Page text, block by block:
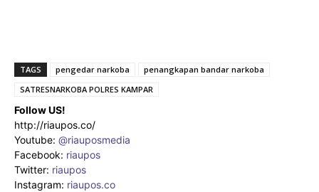
TAGS pengedar narkoba
penangkapan bandar narkoba
SATRESNARKOBA POLRES KAMPAR
Follow US!
http://riaupos.co/
Youtube: @riauposmedia
Facebook: riaupos
Twitter: riaupos
Instagram: riaupos.co